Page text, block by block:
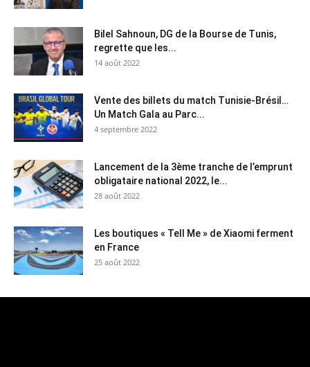
Bilel Sahnoun, DG de la Bourse de Tunis,
regrette que les...
14 août 2022
Vente des billets du match Tunisie-Brésil…
Un Match Gala au Parc...
4 septembre 2022
Lancement de la 3ème tranche de l’emprunt
obligataire national 2022, le...
28 août 2022
Les boutiques « Tell Me » de Xiaomi ferment
en France
25 août 2022